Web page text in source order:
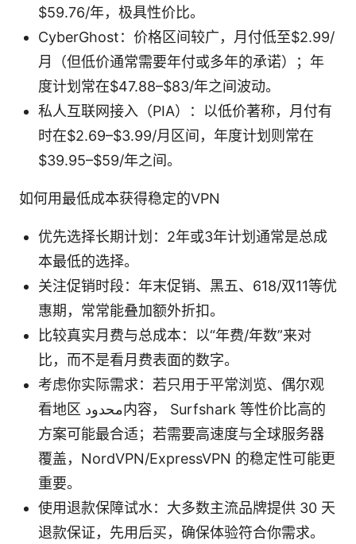
$59.76/年，极具性价比。
CyberGhost：价格区间较广，月付低至$2.99/
月（但低价通常需要年付或多年的承诺）；年
度计划常在$47.88–$83/年之间波动。
私人互联网接入（PIA）：以低价著称，月付有
时在$2.69–$3.99/月区间，年度计划则常在
$39.95–$59/年之间。
如何用最低成本获得稳定的VPN
优先选择长期计划：2年或3年计划通常是总成
本最低的选择。
关注促销时段：年末促销、黑五、618/双11等优
惠期，常常能叠加额外折扣。
比较真实月费与总成本：以“年费/年数”来对
比，而不是看月费表面的数字。
考虑你实际需求：若只用于平常浏览、偶尔观
看地区 محدود内容， Surfshark 等性价比高的
方案可能最合适；若需要高速度与全球服务器
覆盖，NordVPN/ExpressVPN 的稳定性可能更
重要。
使用退款保障试水：大多数主流品牌提供 30 天
退款保证，先用后买，确保体验符合你需求。